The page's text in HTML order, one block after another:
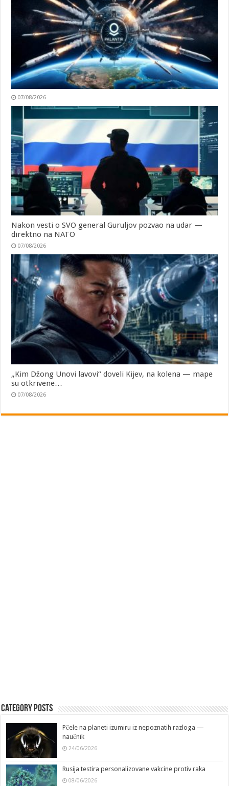
07/08/2026
Nakon vesti o SVO general Guruljov pozvao na udar —
direktno na NATO
07/08/2026
„Kim Džong Unovi lavovi“ doveli Kijev, na kolena — mape
su otkrivene…
07/08/2026
Category Posts
Pčele na planeti izumiru iz nepoznatih razloga —
naučnik
24/06/2026
Rusija testira personalizovane vakcine protiv raka
08/06/2026